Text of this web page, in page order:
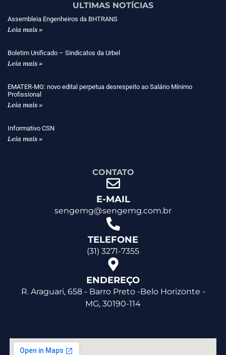
ULTIMAS NOTÍCIAS
Assembleia Engenheiros da BHTRANS
Leia mais »
Boletim Unificado – Sindicatos da Urbel
Leia mais »
EMATER-MG: novo edital perpetua desrespeito ao Salário Mínimo
Profissional
Leia mais »
Informativo CSN
Leia mais »
CONTATO
E-MAIL
sengemg@sengemg.com.br
TELEFONE
(31) 3271-7355
ENDEREÇO
R. Araguari, 658 - Barro Preto -Belo Horizonte -
MG, 30190-114